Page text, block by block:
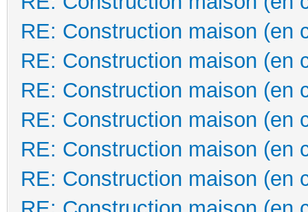
RE: Construction maison (en
RE: Construction maison (en
RE: Construction maison (en
RE: Construction maison (en
RE: Construction maison (en
RE: Construction maison (en